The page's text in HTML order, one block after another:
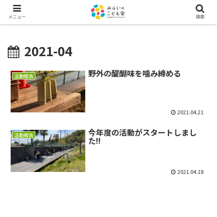
2021-04
活動報告 野外の醍醐味を噛み締める
2021.04.21
活動報告 今年度の活動がスタートしまし
た!!
2021.04.18
メニュー 検索